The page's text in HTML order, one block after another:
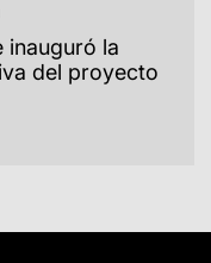
inauguró la
del proyecto